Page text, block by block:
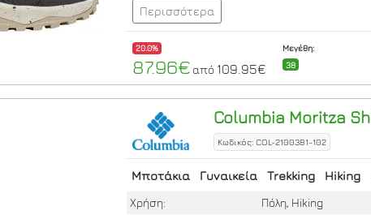
Περισσότερα
20.0%
87.96€ από 109.95€
Μεγέθη:
38
Columbia Moritza
Κωδικός: COL-2100381-102
Μποτάκια Γυναικεία Trekking Hiking
Χρήση: Πόλη, Hiking